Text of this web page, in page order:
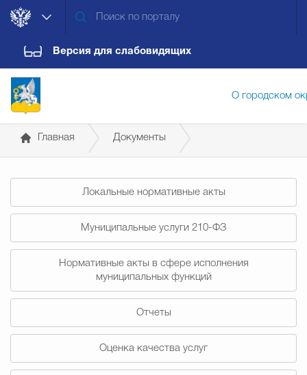
Версия для слабовидящих
О городском
Дума городского округа
Новости Обращения граждан
Противодействие
Главная Документы
Локальные нормативные акты
Муниципальные услуги 210-ФЗ
Нормативные акты в сфере исполнения
муниципальных функций
Отчеты
Оценка качества услуг